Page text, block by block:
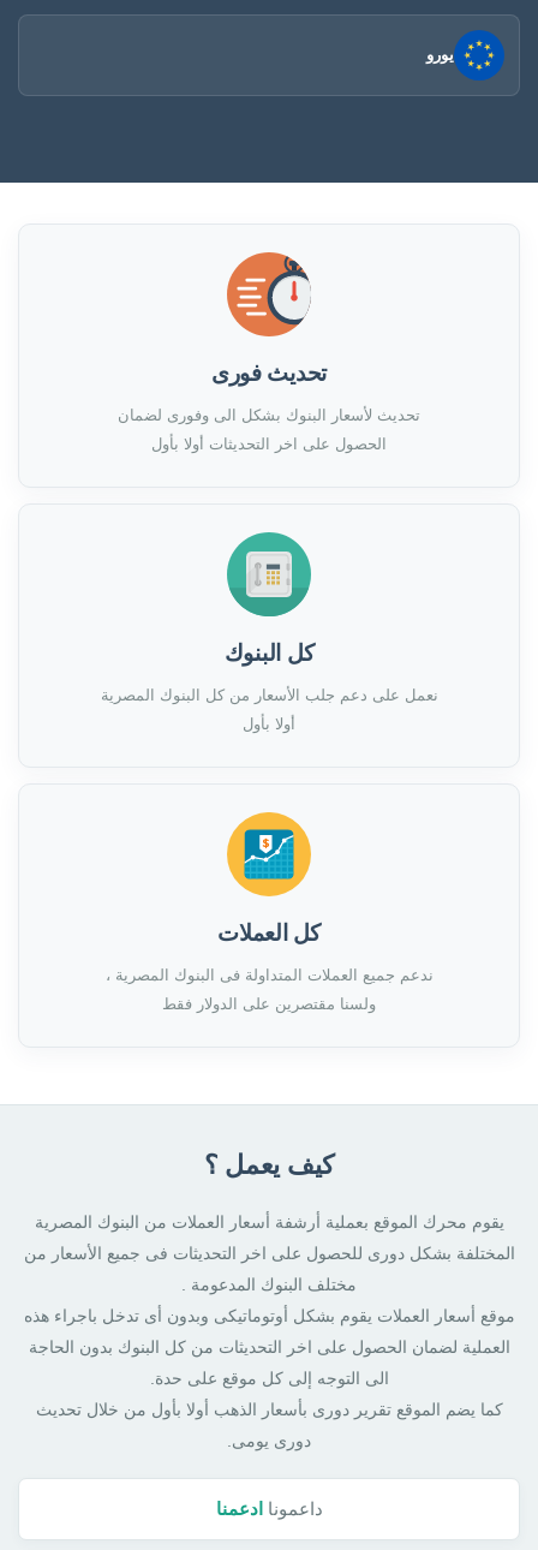
يورو
تحديث فورى
تحديث لأسعار البنوك بشكل الى وفورى لضمان
الحصول على اخر التحديثات أولا بأول
كل البنوك
نعمل على دعم جلب الأسعار من كل البنوك المصرية
أولا بأول
كل العملات
ندعم جميع العملات المتداولة فى البنوك المصرية ،
ولسنا مقتصرين على الدولار فقط
كيف يعمل ؟
يقوم محرك الموقع بعملية أرشفة أسعار العملات من البنوك المصرية
المختلفة بشكل دورى للحصول على اخر التحديثات فى جميع الأسعار من
مختلف البنوك المدعومة .
موقع أسعار العملات يقوم بشكل أوتوماتيكى وبدون أى تدخل باجراء هذه
العملية لضمان الحصول على اخر التحديثات من كل البنوك بدون الحاجة
الى التوجه إلى كل موقع على حدة.
كما يضم الموقع تقرير دورى بأسعار الذهب أولا بأول من خلال تحديث
دورى يومى.
داعمونا ادعمنا